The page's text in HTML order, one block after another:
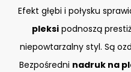
Efekt głębi i połysku
pleksipodnoszą
niepowtarzalny styl. Są
Bezpośredni nadruk na